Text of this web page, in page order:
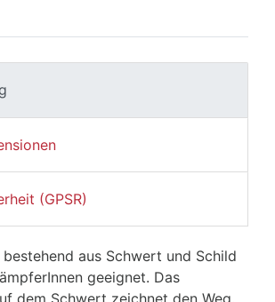
(GPSR)
aus Schwert und Schild
geeignet. Das